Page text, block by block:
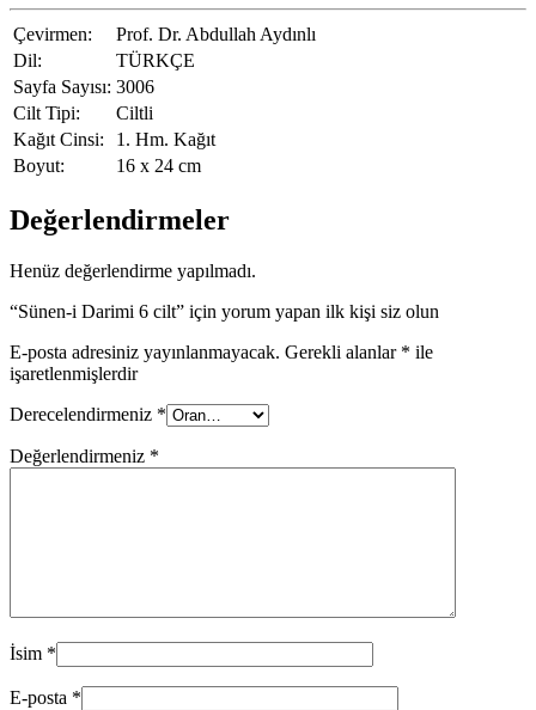
Çevirmen:
Prof. Dr. Abdullah Aydınlı
Dil:
TÜRKÇE
Sayfa Sayısı: 3006
Cilt Tipi:
Ciltli
Kağıt Cinsi:
1. Hm. Kağıt
Boyut:
16 x 24 cm
Değerlendirmeler
Henüz değerlendirme yapılmadı.
“Sünen-i Darimi 6 cilt” için yorum yapan ilk kişi siz olun
E-posta adresiniz yayınlanmayacak. Gerekli alanlar * ile
işaretlenmişlerdir
Derecelendirmeniz *
Değerlendirmeniz *
İsim *
E-posta *